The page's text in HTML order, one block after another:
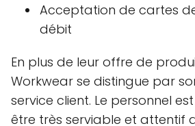
Acceptation de cartes
débit
En plus de leur offre de
Workwear se distingue par
service client. Le personnel
être très serviable et attentif